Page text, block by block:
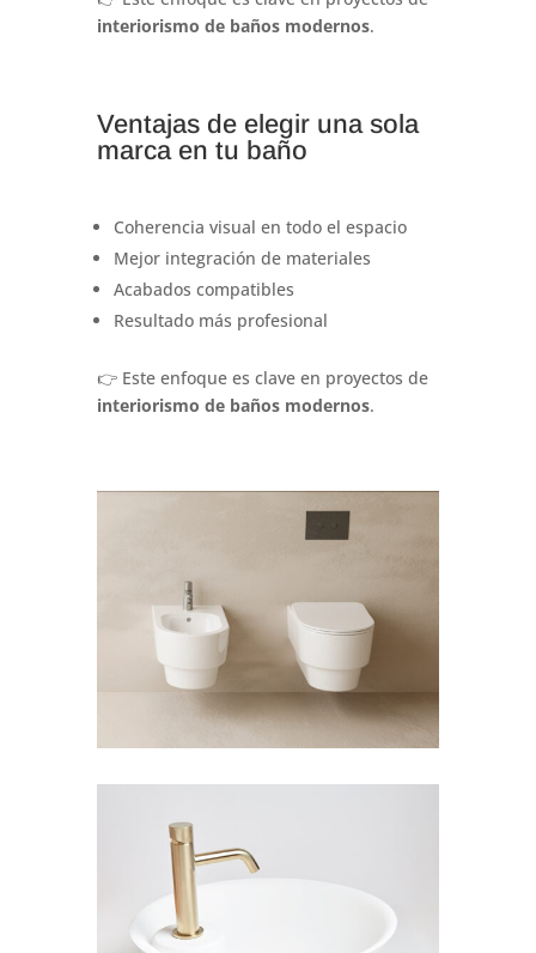
interiorismo de baños modernos.
Ventajas de elegir una sola
marca en tu baño
Coherencia visual en todo el espacio
Mejor integración de materiales
Acabados compatibles
Resultado más profesional
👉 Este enfoque es clave en proyectos de
interiorismo de baños modernos.